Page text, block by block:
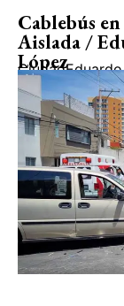
Cablebús
Aislada /
López
Ciudad